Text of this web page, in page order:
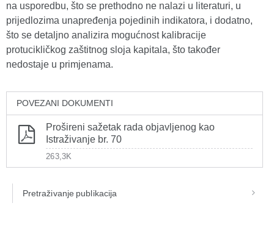
na usporedbu, što se prethodno ne nalazi u literaturi, u
prijedlozima unapređenja pojedinih indikatora, i dodatno,
što se detaljno analizira mogućnost kalibracije
protucikličkog zaštitnog sloja kapitala, što također
nedostaje u primjenama.
POVEZANI DOKUMENTI
Prošireni sažetak rada objavljenog kao
Istraživanje br. 70
263,3K
Pretraživanje publikacija